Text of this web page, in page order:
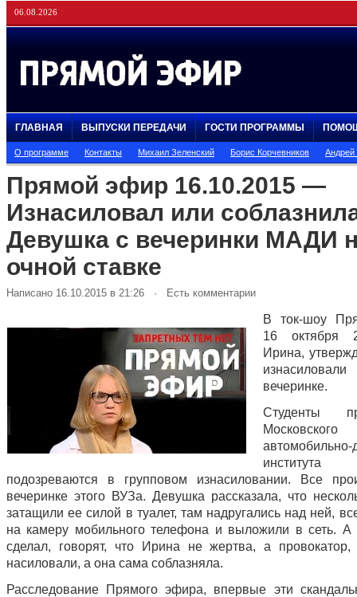
06.08.2026
ГЛАВНАЯ ВЫПУСКИ ПЕРЕДАЧИ ГОСТИ ПРОГРАММЫ
О программе Контакты Михаил Зеленский Борис Корчевников
Прямой эфир 16.10.2015 —
Изнасиловал или
Девушка с вечеринки МАДИ
очной ставке
Написано 16.10.2015 в 21:26 · Есть комментарии
В ток-шоу
16 октября
Ирина,
вечеринке.
Студенты
Московского
автомобильно-
подозреваются в групповом изнасиловании. Все
вечеринке этого ВУЗа. Девушка рассказала, что
затащили ее силой в туалет, там надругались над ней,
на камеру мобильного телефона и выложили в сеть. А
сделал, говорят, что Ирина не жертва, а
насиловали, а она сама соблазняла.
Расследование Прямого эфира, впервые эти